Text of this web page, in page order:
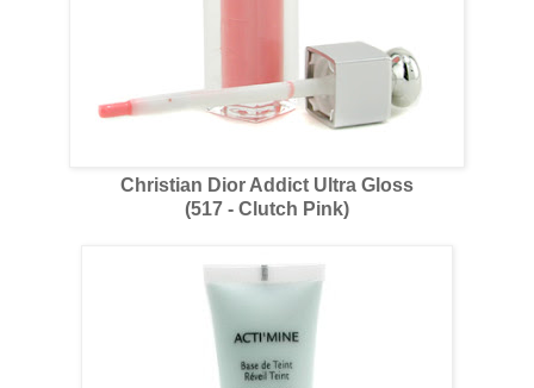
Christian Dior Addict Ultra Gloss
(517 - Clutch Pink)